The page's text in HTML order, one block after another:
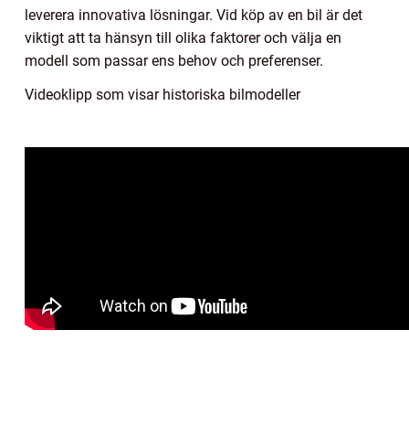
leverera innovativa lösningar. Vid köp av en bil är det
viktigt att ta hänsyn till olika faktorer och välja en
modell som passar ens behov och preferenser.
Videoklipp som visar historiska bilmodeller